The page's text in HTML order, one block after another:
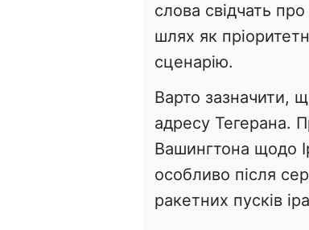
слова свідчать
шлях як
сценарію.
Варто зазначити,
адресу Тегерана.
Вашингтона щодо
особливо після
ракетних пусків